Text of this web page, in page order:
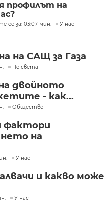
профилът на
се за: 03:07 мин. У нас
на САЩ за Газа
По света
двойното
- как...
Общество
фактори
на
У нас
и какво може
У нас